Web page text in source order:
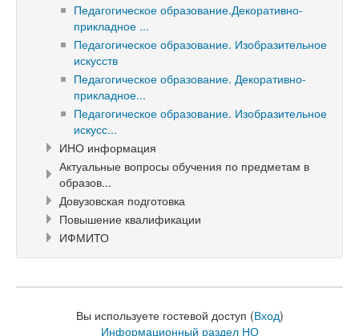
Педагогическое образование.Декоративно-
прикладное ...
Педагогическое образование. Изобразительное
искусств
Педагогическое образование. Декоративно-
прикладное...
Педагогическое образование. Изобразительное
искусс...
ИНО информация
Актуальные вопросы обучения по предметам в
образов...
Довузовская подготовка
Повышение квалификации
ИФМИТО
Вы используете гостевой доступ (Вход)
Информационный раздел НО